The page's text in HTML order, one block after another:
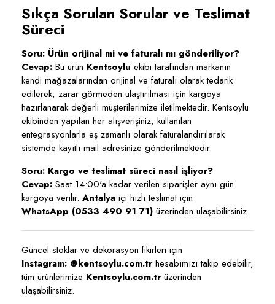
Sıkça Sorulan Sorular ve Teslimat
Süreci
Soru: Ürün orijinal mi ve faturalı mı gönderiliyor?
Cevap: Bu ürün Kentsoylu ekibi tarafından markanın
kendi mağazalarından orijinal ve faturalı olarak tedarik
edilerek, zarar görmeden ulaştırılması için kargoya
hazırlanarak değerli müşterilerimize iletilmektedir. Kentsoylu
ekibinden yapılan her alışverişiniz, kullanılan
entegrasyonlarla eş zamanlı olarak faturalandırılarak
sistemde kayıtlı mail adresinize gönderilmektedir.
Soru: Kargo ve teslimat süreci nasıl işliyor?
Cevap: Saat 14:00'a kadar verilen siparişler aynı gün
kargoya verilir. Antalya içi hızlı teslimat için
WhatsApp (0533 490 91 71) üzerinden ulaşabilirsiniz.
Güncel stoklar ve dekorasyon fikirleri için
Instagram: @kentsoylu.com.trhesabımızı takip edebilir,
tüm ürünlerimize Kentsoylu.com.trüzerinden
ulaşabilirsiniz.